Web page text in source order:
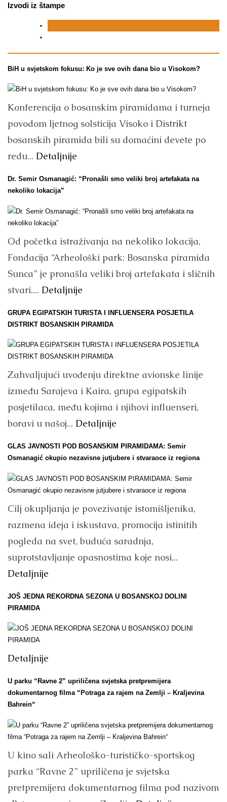
Izvodi iz štampe
BiH u svjetskom fokusu: Ko je sve ovih dana bio u Visokom?
Konferencija o bosanskim piramidama i turneja
povodom ljetnog solsticija Visoko i Distrikt
bosanskih piramida bili su domaćini devete po
redu... Detaljnije
Dr. Semir Osmanagić: “Pronašli smo veliki broj artefakata na
nekoliko lokacija”
Od početka istraživanja na nekoliko lokacija,
Fondacija “Arheološki park: Bosanska piramida
Sunca” je pronašla veliki broj artefakata i sličnih
stvari.... Detaljnije
GRUPA EGIPATSKIH TURISTA I INFLUENSERA POSJETILA
DISTRIKT BOSANSKIH PIRAMIDA
Zahvaljujući uvođenju direktne avionske linije
između Sarajeva i Kaira, grupa egipatskih
posjetilaca, među kojima i njihovi influenseri,
boravi u našoj... Detaljnije
GLAS JAVNOSTI POD BOSANSKIM PIRAMIDAMA: Semir
Osmanagić okupio nezavisne jutjubere i stvaraoce iz regiona
Cilj okupljanja je povezivanje istomišljenika,
razmena ideja i iskustava, promocija istinitih
pogleda na svet, buduća saradnja,
suprotstavljanje opasnostima koje nosi...
Detaljnije
JOŠ JEDNA REKORDNA SEZONA U BOSANSKOJ DOLINI
PIRAMIDA
Detaljnije
U parku “Ravne 2” upriličena svjetska pretpremijera
dokumentarnog filma “Potraga za rajem na Zemlji – Kraljevina
Bahrein“
U kino sali Arheološko-turističko-sportskog
parka “Ravne 2” upriličena je svjetska
pretpremijera dokumentarnog filma pod nazivom